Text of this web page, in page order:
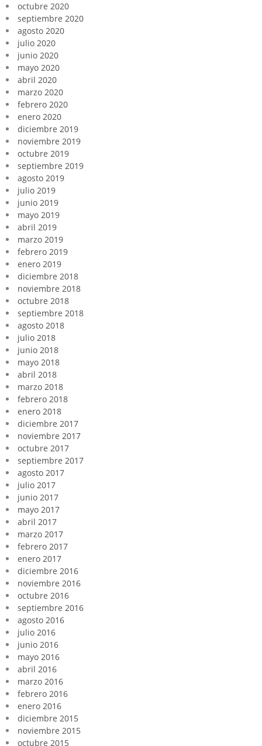
octubre 2020
septiembre 2020
agosto 2020
julio 2020
junio 2020
mayo 2020
abril 2020
marzo 2020
febrero 2020
enero 2020
diciembre 2019
noviembre 2019
octubre 2019
septiembre 2019
agosto 2019
julio 2019
junio 2019
mayo 2019
abril 2019
marzo 2019
febrero 2019
enero 2019
diciembre 2018
noviembre 2018
octubre 2018
septiembre 2018
agosto 2018
julio 2018
junio 2018
mayo 2018
abril 2018
marzo 2018
febrero 2018
enero 2018
diciembre 2017
noviembre 2017
octubre 2017
septiembre 2017
agosto 2017
julio 2017
junio 2017
mayo 2017
abril 2017
marzo 2017
febrero 2017
enero 2017
diciembre 2016
noviembre 2016
octubre 2016
septiembre 2016
agosto 2016
julio 2016
junio 2016
mayo 2016
abril 2016
marzo 2016
febrero 2016
enero 2016
diciembre 2015
noviembre 2015
octubre 2015